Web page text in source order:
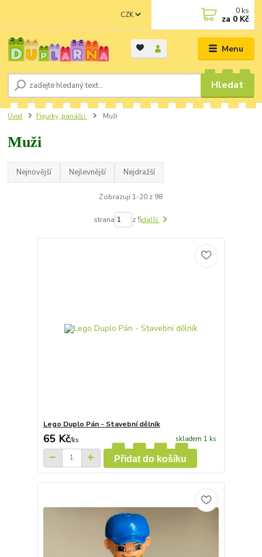
Menu
CZK
Hledat
0 ks
za 0 Kč
Úvod Figurky, panáčci Muži
Muži
Nejnovější Nejlevnější Nejdražší
Zobrazuji 1-20 z 98
strana z 5další
Lego Duplo Pán - Stavební dělník
65 Kč/ks skladem 1 ks
Přidat do košíku